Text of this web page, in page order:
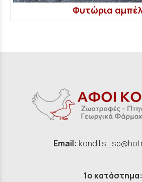
Φυτώρια
Email:
1ο κατάστημα: